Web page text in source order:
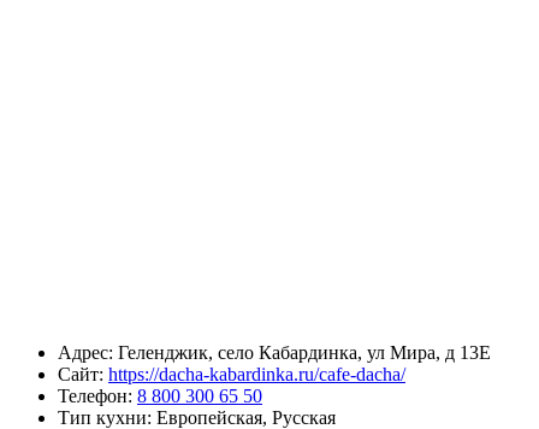
Адрес: Геленджик, село Кабардинка, ул Мира, д 13Е
Сайт: https://dacha-kabardinka.ru/cafe-dacha/
Телефон: 8 800 300 65 50
Тип кухни: Европейская, Русская